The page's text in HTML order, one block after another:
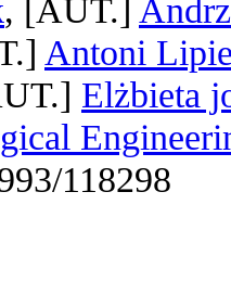
, [AUT.]
Antoni
Elżbieta
118298